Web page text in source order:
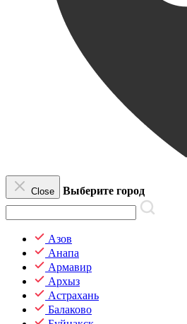
Close Выберите город
Азов
Анапа
Армавир
Архыз
Астрахань
Балаково